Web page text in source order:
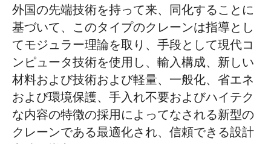
外国の先端技術を持って来、同化することに
基づいて、このタイプのクレーンは指導とし
てモジュラー理論を取り、手段として現代コ
ンピュータ技術を使用し、輸入構成、新しい
材料および技術および軽量、一般化、省エネ
および環境保護、手入れ不要およびハイテク
な内容の特徴の採用によってなされる新型の
クレーンである最適化され、信頼できる設計